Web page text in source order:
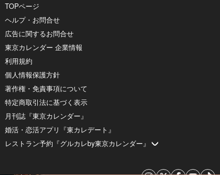
TOPページ
ヘルプ・お問合せ
広告に関するお問合せ
東京カレンダー 企業情報
利用規約
個人情報保護方針
著作権・免責事項について
特定商取引法に基づく表示
月刊誌『東京カレンダー』
婚活・恋活アプリ『東カレデート』
レストラン予約『グルカレby東京カレンダー』